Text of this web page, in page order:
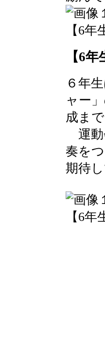
【6
【6
６年
ャー
成ま
運動
奏を
期待
【6